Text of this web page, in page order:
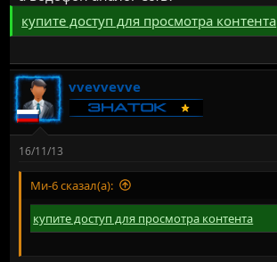
купите доступ для просмотра контента
vvevvevve
16/11/13
Ми-6 сказал(а):
купите доступ для просмотра контента